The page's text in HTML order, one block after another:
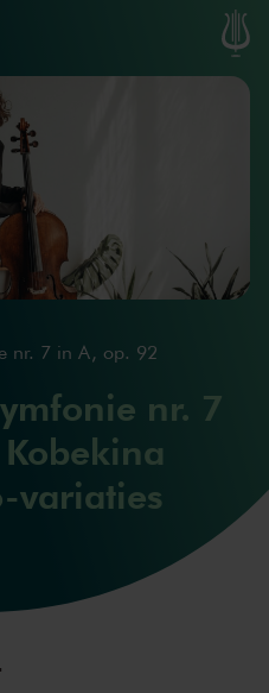
nr. 7 in A, op. 92
nr. 7
variaties